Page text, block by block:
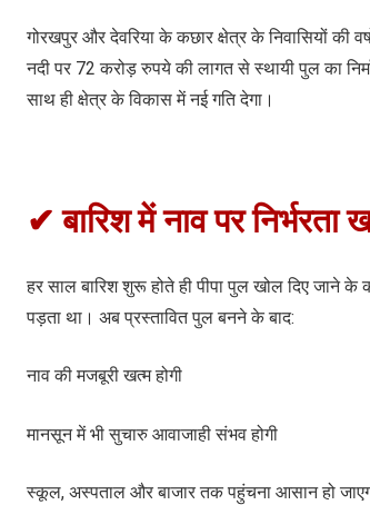
गोरखपुर और देवरिया के कछार क्षेत्र के निवासियों की
नदी पर 72 करोड़ रुपये की लागत से स्थायी पुल का
साथ ही क्षेत्र के विकास में नई गति देगा।
✔ बारिश में नाव पर निर्भरता
हर साल बारिश शुरू होते ही पीपा पुल खोल दिए जाने के
पड़ता था। अब प्रस्तावित पुल बनने के बाद:
नाव की मजबूरी खत्म होगी
मानसून में भी सुचारु आवाजाही संभव होगी
स्कूल, अस्पताल और बाजार तक पहुंचना आसान हो